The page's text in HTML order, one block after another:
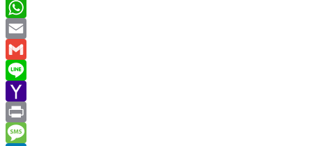
Twitter
WhatsApp
Email
Gmail
Line
Yahoo
Mail
Print